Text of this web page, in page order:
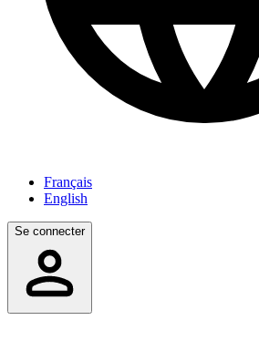
Français
English
Se connecter